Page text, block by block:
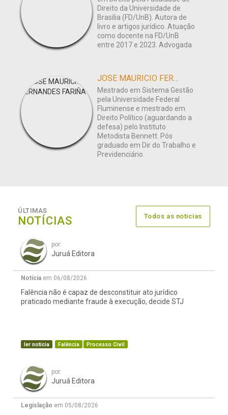
Direito da Universidade de
Brasília (FD/UnB). Autora de
livro e artigos jurídico. Atuação
como docente na FD/UnB
entre 2017 e 2023. Advogada
JOSE MAURICIO FERNANDES FARIÑA
Mestrado em Sistema Gestão
pela Universidade Federal
Fluminense e mestrado em
Direito Político (aguardando a
defesa) pelo Instituto
Metodista Bennett. Pós
graduado em Dir do Trabalho e
Previdenciário.
ÚLTIMAS
NOTÍCIAS Todos as noticias
por:
Juruá Editora
Notícia em 06/08/2026
Falência não é capaz de desconstituir ato jurídico
praticado mediante fraude à execução, decide STJ
ler notícia Falência Processo Civil
por:
Juruá Editora
Legislação em 05/08/2026